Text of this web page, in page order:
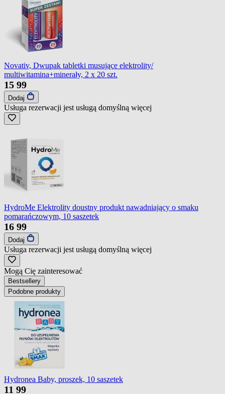
Novativ, Dwupak tabletki musujące elektrolity/
multiwitamina+minerały, 2 x 20 szt.
15 99
Dodaj
Usługa rezerwacji jest usługą domyślną więcej
HydroMe Elektrolity doustny produkt nawadniający o smaku
pomarańczowym, 10 saszetek
16 99
Dodaj
Usługa rezerwacji jest usługą domyślną więcej
Mogą Cię zainteresować
Bestsellery
Podobne produkty
Hydronea Baby, proszek, 10 saszetek
11 99